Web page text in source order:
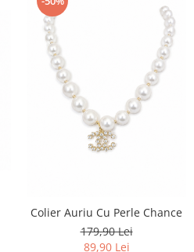
Colier Auriu Cu Perle Chance
179,90 Lei
89,90 Lei